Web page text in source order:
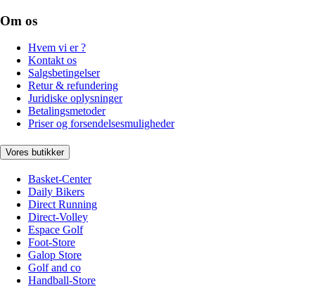
Om os
Hvem vi er ?
Kontakt os
Salgsbetingelser
Retur & refundering
Juridiske oplysninger
Betalingsmetoder
Priser og forsendelsesmuligheder
Vores butikker
Basket-Center
Daily Bikers
Direct Running
Direct-Volley
Espace Golf
Foot-Store
Galop Store
Golf and co
Handball-Store